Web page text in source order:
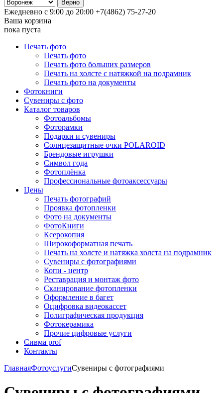
Ежедневно с 9:00 до 20:00 +7(4862) 75-27-20
Ваша корзина
пока пуста
Печать фото
Печать фото
Печать фото больших размеров
Печать на холсте с натяжкой на подрамник
Печать фото на документы
Фотокниги
Сувениры с фото
Каталог товаров
Фотоальбомы
Фоторамки
Подарки и сувениры
Солнцезащитные очки POLAROID
Брендовые игрушки
Символ года
Фотоплёнка
Профессиональные фотоаксессуары
Цены
Печать фотографий
Проявка фотопленки
Фото на документы
ФотоКниги
Ксерокопия
Широкоформатная печать
Печать на холсте и натяжка холста на подрамник
Сувениры с фотографиями
Копи - центр
Реставрация и монтаж фото
Сканирование фотопленки
Оформление в багет
Оцифровка видеокассет
Полиграфическая продукция
Фотокерамика
Прочие цифровые услуги
Сивма prof
Контакты
ГлавнаяФотоуслугиСувениры с фотографиями